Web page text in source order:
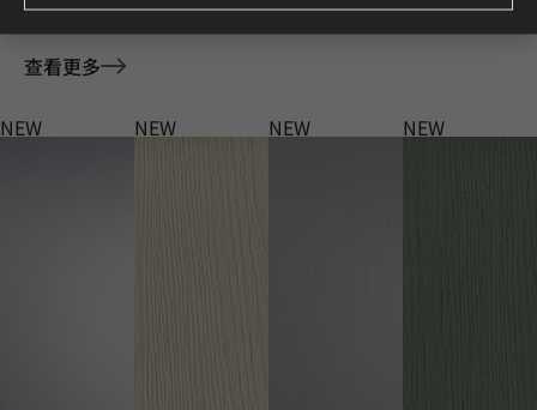
探索灵感源于最新趋势的全新花色。
查看更多
NEW NEW NEW NEW